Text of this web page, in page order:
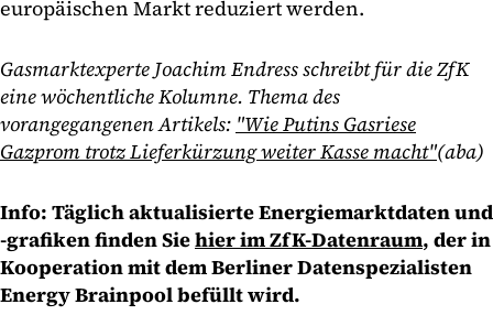
europäischen Markt reduziert werden.
Gasmarktexperte Joachim Endress schreibt für die ZfK
eine wöchentliche Kolumne. Thema des
vorangegangenen Artikels: "Wie Putins Gasriese
Gazprom trotz Lieferkürzung weiter Kasse macht"(aba)
Info: Täglich aktualisierte Energiemarktdaten und
-grafiken finden Siehier im ZfK-Datenraum, der in
Kooperation mit dem Berliner Datenspezialisten
Energy Brainpool befüllt wird.